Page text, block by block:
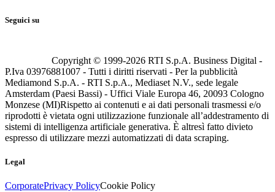
Seguici su
Copyright © 1999-2026 RTI S.p.A. Business Digital -
P.Iva 03976881007 - Tutti i diritti riservati - Per la pubblicità
Mediamond S.p.A. - RTI S.p.A., Mediaset N.V., sede legale
Amsterdam (Paesi Bassi) - Uffici Viale Europa 46, 20093 Cologno
Monzese (MI)Rispetto ai contenuti e ai dati personali trasmessi e/o
riprodotti è vietata ogni utilizzazione funzionale all’addestramento di
sistemi di intelligenza artificiale generativa. È altresì fatto divieto
espresso di utilizzare mezzi automatizzati di data scraping.
Legal
CorporatePrivacy PolicyCookie Policy